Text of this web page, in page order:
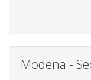
Modena -